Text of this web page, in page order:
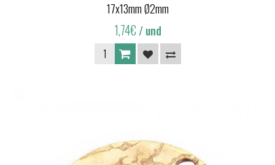
17x13mm Ø2mm
1,74€/ und